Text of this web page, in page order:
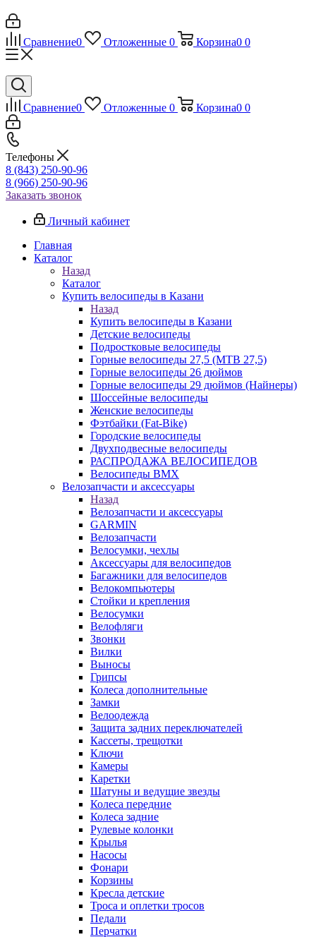
Сравнение0 Отложенные 0 Корзина0 0
Сравнение0 Отложенные 0 Корзина0 0
Телефоны
8 (843) 250-90-96
8 (966) 250-90-96
Заказать звонок
Личный кабинет
Главная
Каталог
Назад
Каталог
Купить велосипеды в Казани
Назад
Купить велосипеды в Казани
Детские велосипеды
Подростковые велосипеды
Горные велосипеды 27,5 (MTB 27,5)
Горные велосипеды 26 дюймов
Горные велосипеды 29 дюймов (Найнеры)
Шоссейные велосипеды
Женские велосипеды
Фэтбайки (Fat-Bike)
Городские велосипеды
Двухподвесные велосипеды
РАСПРОДАЖА ВЕЛОСИПЕДОВ
Велосипеды BMX
Велозапчасти и аксессуары
Назад
Велозапчасти и аксессуары
GARMIN
Велозапчасти
Велосумки, чехлы
Аксессуары для велосипедов
Багажники для велосипедов
Велокомпьютеры
Стойки и крепления
Велосумки
Велофляги
Звонки
Вилки
Выносы
Грипсы
Колеса дополнительные
Замки
Велоодежда
Защита задних переключателей
Кассеты, трещотки
Ключи
Камеры
Каретки
Шатуны и ведущие звезды
Колеса передние
Колеса задние
Рулевые колонки
Крылья
Насосы
Фонари
Корзины
Кресла детские
Троса и оплетки тросов
Педали
Перчатки